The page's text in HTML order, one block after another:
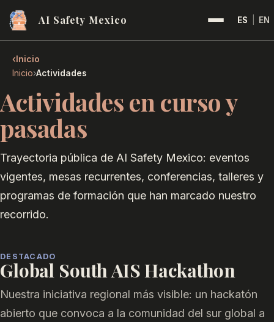
AI Safety Mexico ES EN
‹Inicio
Inicio›Actividades
Actividades en curso y
pasadas
Trayectoria pública de AI Safety Mexico: eventos
vigentes, mesas recurrentes, conferencias, talleres y
programas de formación que han marcado nuestro
recorrido.
DESTACADO
Global South AIS Hackathon
Nuestra iniciativa regional más visible: un hackatón
abierto que convoca a la comunidad del sur global a